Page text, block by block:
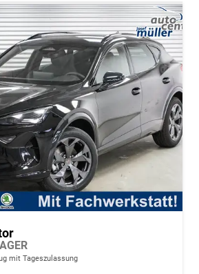
mit Tageszulassung